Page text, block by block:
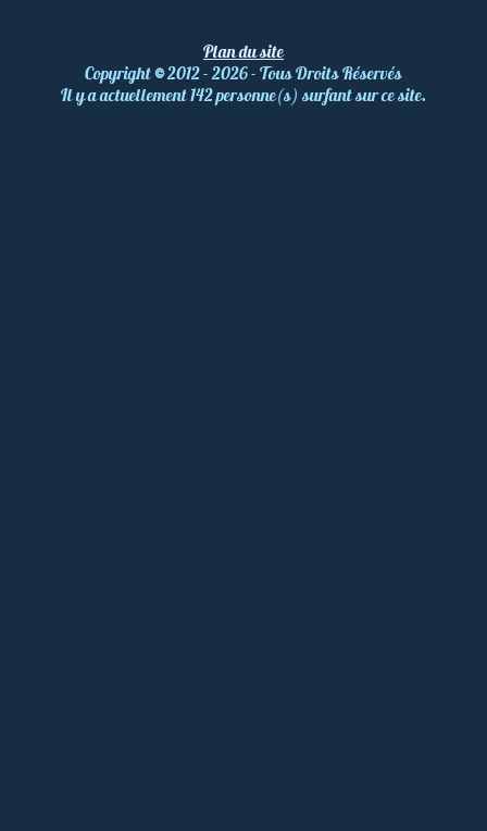
Plan du site
Copyright©2012 - 2026 - Tous Droits Réservés
Il y a actuellement 142 personne(s) surfant sur ce site.